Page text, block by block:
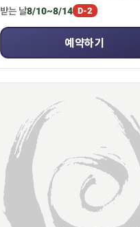
받는 날8/10~8/14 D-2
예약하기